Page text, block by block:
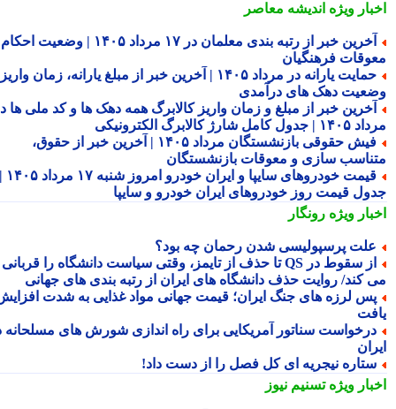
ویژهاندیشه معاصر
آخرین خبر از رتبه بندی معلمان در ۱۷ مرداد ۱۴۰۵ | وضعیت احکام و
فرهنگیان
حمایت یارانه در مرداد ۱۴۰۵ | آخرین خبر از مبلغ یارانه، زمان واریز و
دهک های درآمدی
خبر از مبلغ و زمان واریز کالابرگ همه دهک ها و کد ملی ها در
شارژ کالابرگ الکترونیکی
فیش حقوقی بازنشستگان مرداد ۱۴۰۵ | آخرین خبر از حقوق،
سازی و معوقات بازنشستگان
قیمت خودروهای سایپا و ایران خودرو امروز شنبه ۱۷ مرداد ۱۴۰۵ |
قیمت روز خودروهای ایران خودرو و سایپا
ویژهرونگار
پرسپولیسی شدن رحمان چه بود؟
از سقوط در QS تا حذف از تایمز، وقتی سیاست دانشگاه را قربانی
کند/ روایت حذف دانشگاه های ایران از رتبه بندی های جهانی
لرزه های جنگ ایران؛ قیمت جهانی مواد غذایی به شدت افزایش
سناتور آمریکایی برای راه اندازی شورش های مسلحانه در
نیجریه ای کل فصل را از دست داد!
ویژهتسنیم نیوز